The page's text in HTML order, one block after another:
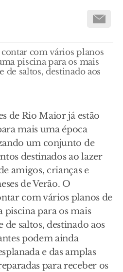
com vários planos
piscina para os mais
de saltos, destinado aos
de Rio Maior já estão
mais uma época
um conjunto de
destinados ao lazer
amigos, crianças e
de Verão. O
com vários planos de
para os mais
de saltos, destinado aos
podem ainda
e das amplas
para receber os